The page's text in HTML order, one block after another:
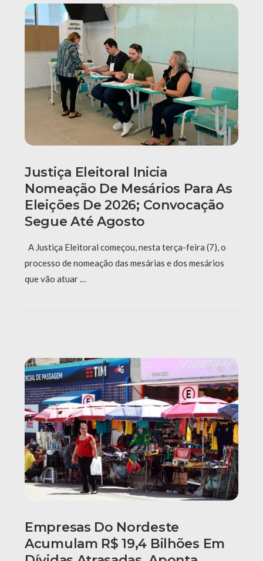
Justiça Eleitoral Inicia
Nomeação De Mesários Para As
Eleições De 2026; Convocação
Segue Até Agosto
A Justiça Eleitoral começou, nesta terça-feira (7), o
processo de nomeação das mesárias e dos mesários
que vão atuar …
Empresas Do Nordeste
Acumulam R$ 19,4 Bilhões Em